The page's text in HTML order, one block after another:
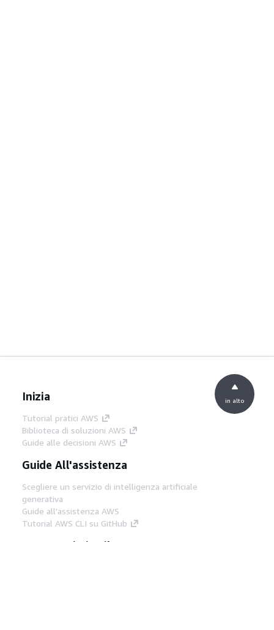
Inizia
Tutorial pratici AWS
Biblioteca di soluzioni AWS
Guide alle decisioni AWS
Guide All'assistenza
Scegliere un servizio di intelligenza artificiale
generativa
Guide all'assistenza AWS
Tutorial AWS CLI su GitHub
Strumenti Di Sviluppo
in alto